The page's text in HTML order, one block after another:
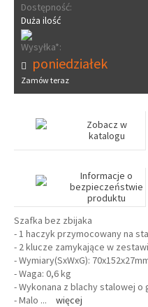
Dostępność:
Duża ilość
Wysyłka*:
poniedziałek
Zamów teraz
Zobacz w
katalogu
Informacje o
bezpieczeństwie
produktu
Szafka bez zbijaka
- 1 haczyk przymocowany na
- 2 klucze zamykające w
- Wymiary(SxWxG):
- Waga: 0,6 kg
- Wykonana z blachy stalowej o
- Malo ... więcej